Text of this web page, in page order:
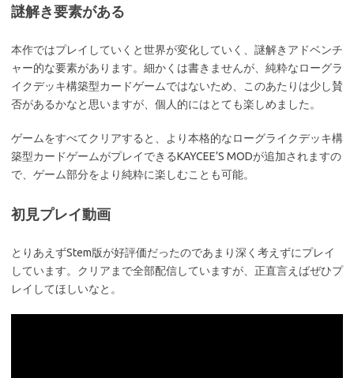
謎解き要素がある
本作ではプレイしていくと世界が変化していく、謎解きアドベンチ
ャー的な要素があります。細かくは書きませんが、純粋なローグラ
イクデッキ構築型カードゲームではないため、このあたりは少し賛
否があるかなと思いますが、個人的にはとても楽しめました。
ゲームをすべてクリアすると、より本格的なローグライクデッキ構
築型カードゲームがプレイできるKAYCEE’S MODが追加されますの
で、ゲーム部分をより純粋に楽しむことも可能。
初見プレイ動画
とりあえずStem版が好評価だったのであまり深く考えずにプレイ
しています。クリアまで全部配信していますが、正直言えばぜひプ
レイしてほしいなと。